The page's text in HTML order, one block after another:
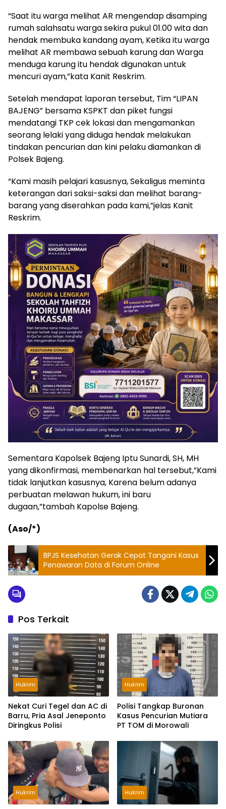
“Saat itu warga melihat AR mengendap disamping
rumah salahsatu warga sekira pukul 01.00 wita dan
hendak membuka kandang ayam, Ketika itu warga
melihat AR membawa sebuah karung dan Warga
menduga karung itu hendak digunakan untuk
mencuri ayam,”kata Kanit Reskrim.
Setelah mendapat laporan tersebut, Tim “LIPAN
BAJENG” bersama KSPKT dan piket fungsi
mendatangi TKP cek lokasi dan mengamankan
seorang lelaki yang diduga hendak melakukan
tindakan pencurian dan kini pelaku diamankan di
Polsek Bajeng.
“Kami masih pelajari kasusnya, Sekaligus meminta
keterangan dari saksi-saksi dan melihat barang-
barang yang diserahkan pada kami,”jelas Kanit
Reskrim.
Sementara Kapolsek Bajeng Iptu Sunardi, SH, MH
yang dikonfirmasi, membenarkan hal tersebut,”Kami
tidak lanjutkan kasusnya, Karena belum adanya
perbuatan melawan hukum, ini baru
dugaan,”tambah Kapolse Bajeng.
(Aso/*)
BPJS Kesehatan Gerak Cepat Tangani Kasus
Penawaran Data di Forum Online
Pos Terkait
Hukrim
Nekat Curi Tegel dan AC di
Barru, Pria Asal Jeneponto
Diringkus Polisi
Hukrim
Polisi Tangkap Buronan
Kasus Pencurian Mutiara
PT TOM di Morowali
Hukrim Hukrim